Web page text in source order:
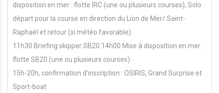
disposition en mer : flotte IRC (une ou plusieurs courses), Solo
départ pour la course en direction du Lion de Mer/ Saint-
Raphaël et retour (si météo favorable)
11h30 Briefing skipper SB20 14h00 Mise à disposition en mer :
flotte SB20 (une ou plusieurs courses)
15h-20h, confirmation d'inscription : OSIRIS, Grand Surprise et
Sport-boat